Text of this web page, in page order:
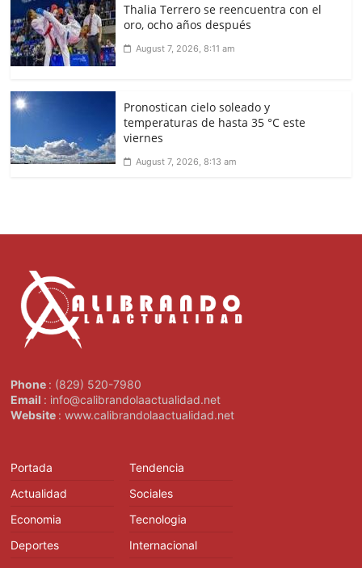
Thalia Terrero se reencuentra con el
oro, ocho años después
August 7, 2026, 8:11 am
Pronostican cielo soleado y
temperaturas de hasta 35 °C este
viernes
August 7, 2026, 8:13 am
Phone : (829) 520-7980
Email : info@calibrandolaactualidad.net
Website : www.calibrandolaactualidad.net
Portada
Actualidad
Economia
Deportes
Tendencia
Sociales
Tecnologia
Internacional